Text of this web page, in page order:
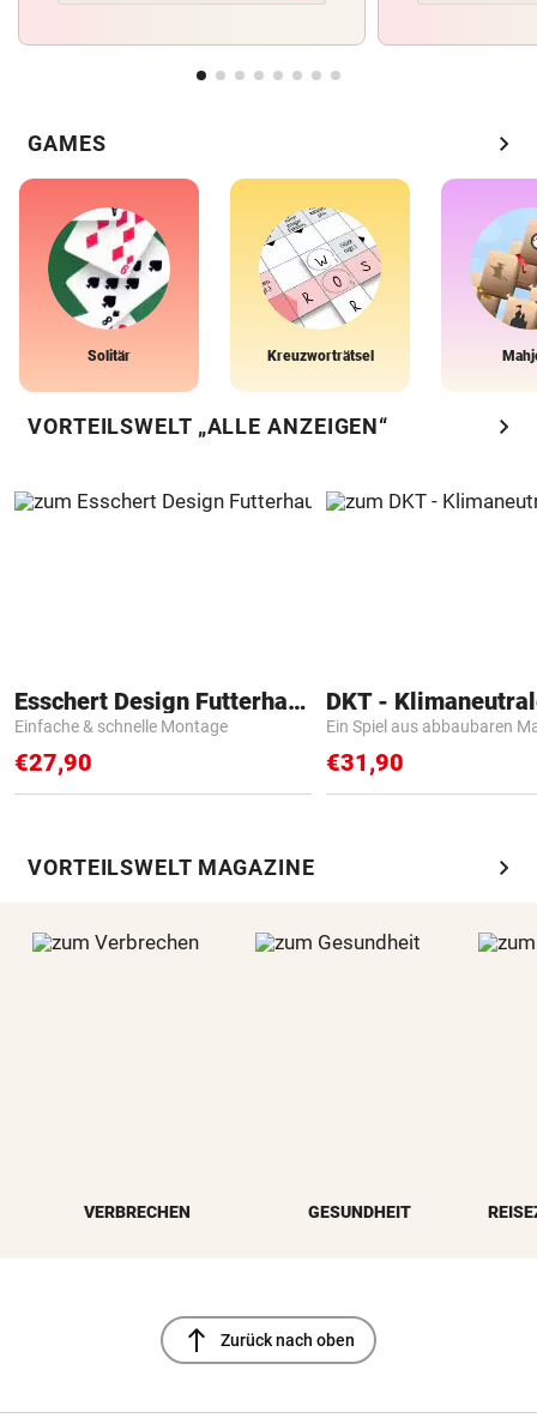
GAMES chevron_right
Solitär Kreuzworträtsel
VORTEILSWELT „ALLE ANZEIGEN“ chevron_right
Esschert Design Futterhaus
Einfache & schnelle Montage
€27,90
Ein Spiel aus abbaubaren
€31,90
VORTEILSWELT MAGAZINE chevron_right
VERBRECHEN GESUNDHEIT
north Zurück nach oben